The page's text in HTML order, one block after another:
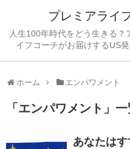
プレミアライ
人生100年時代をどう生きる
イフコーチがお届けするUS
ホーム エンパワメント
「 エンパワメント 」
あなたはす